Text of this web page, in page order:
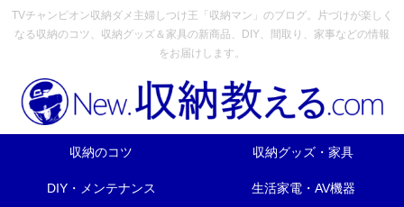
TVチャンピオン収納ダメ主婦しつけ王「収納マン」のブログ。片づけが楽しく
なる収納のコツ、収納グッズ＆家具の新商品、DIY、間取り、家事などの情報
をお届けします。
収納のコツ 収納グッズ・家具
DIY・メンテナンス 生活家電・AV機器